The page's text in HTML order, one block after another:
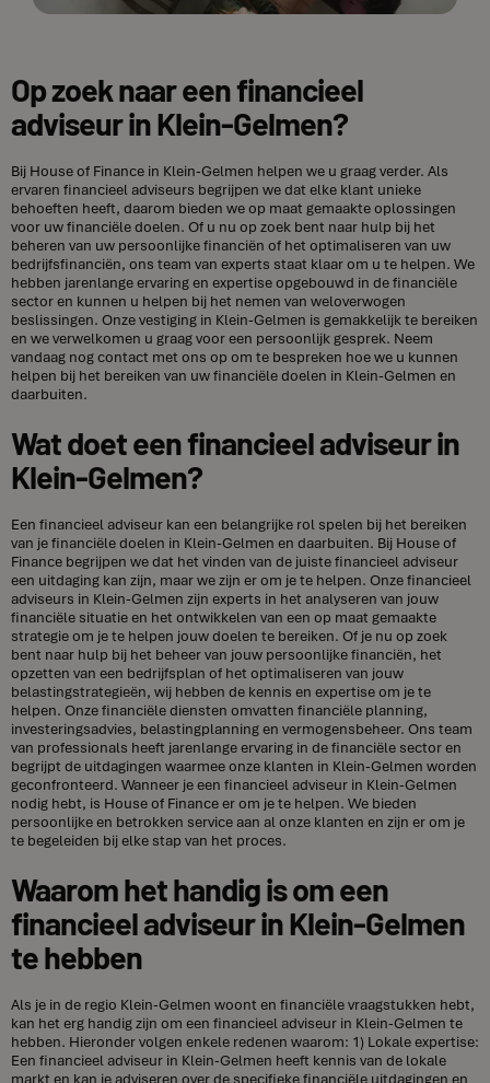
Op zoek naar een financieel
adviseur in Klein-Gelmen?
Bij House of Finance in Klein-Gelmen helpen we u graag verder. Als
ervaren financieel adviseurs begrijpen we dat elke klant unieke
behoeften heeft, daarom bieden we op maat gemaakte oplossingen
voor uw financiële doelen. Of u nu op zoek bent naar hulp bij het
beheren van uw persoonlijke financiën of het optimaliseren van uw
bedrijfsfinanciën, ons team van experts staat klaar om u te helpen. We
hebben jarenlange ervaring en expertise opgebouwd in de financiële
sector en kunnen u helpen bij het nemen van weloverwogen
beslissingen. Onze vestiging in Klein-Gelmen is gemakkelijk te bereiken
en we verwelkomen u graag voor een persoonlijk gesprek. Neem
vandaag nog contact met ons op om te bespreken hoe we u kunnen
helpen bij het bereiken van uw financiële doelen in Klein-Gelmen en
daarbuiten.
Wat doet een financieel adviseur in
Klein-Gelmen?
Een financieel adviseur kan een belangrijke rol spelen bij het bereiken
van je financiële doelen in Klein-Gelmen en daarbuiten. Bij House of
Finance begrijpen we dat het vinden van de juiste financieel adviseur
een uitdaging kan zijn, maar we zijn er om je te helpen. Onze financieel
adviseurs in Klein-Gelmen zijn experts in het analyseren van jouw
financiële situatie en het ontwikkelen van een op maat gemaakte
strategie om je te helpen jouw doelen te bereiken. Of je nu op zoek
bent naar hulp bij het beheer van jouw persoonlijke financiën, het
opzetten van een bedrijfsplan of het optimaliseren van jouw
belastingstrategieën, wij hebben de kennis en expertise om je te
helpen. Onze financiële diensten omvatten financiële planning,
investeringsadvies, belastingplanning en vermogensbeheer. Ons team
van professionals heeft jarenlange ervaring in de financiële sector en
begrijpt de uitdagingen waarmee onze klanten in Klein-Gelmen worden
geconfronteerd. Wanneer je een financieel adviseur in Klein-Gelmen
nodig hebt, is House of Finance er om je te helpen. We bieden
persoonlijke en betrokken service aan al onze klanten en zijn er om je
te begeleiden bij elke stap van het proces.
Waarom het handig is om een
financieel adviseur in Klein-Gelmen
te hebben
Als je in de regio Klein-Gelmen woont en financiële vraagstukken hebt,
kan het erg handig zijn om een financieel adviseur in Klein-Gelmen te
hebben. Hieronder volgen enkele redenen waarom: 1) Lokale expertise:
Een financieel adviseur in Klein-Gelmen heeft kennis van de lokale
markt en kan je adviseren over de specifieke financiële uitdagingen en